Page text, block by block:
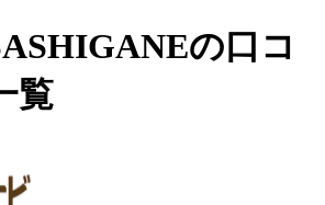
の口コ
覧